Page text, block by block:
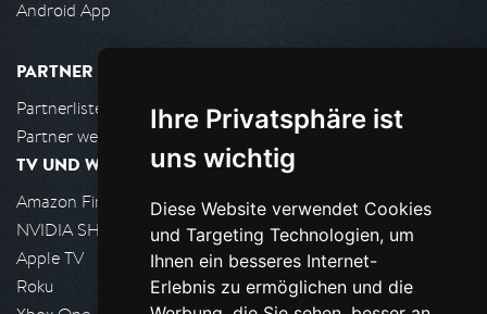
Ihre Privatsphäre ist
uns wichtig
Diese Website verwendet Cookies
und Targeting Technologien, um
Ihnen ein besseres Internet-
Erlebnis zu ermöglichen und die
Android App
PARTNER
Partnerliste
Partner werden
TV UND WOHNZIMMER
Amazon FireTV
NVIDIA SHIELD, Google TV
Apple TV
Roku